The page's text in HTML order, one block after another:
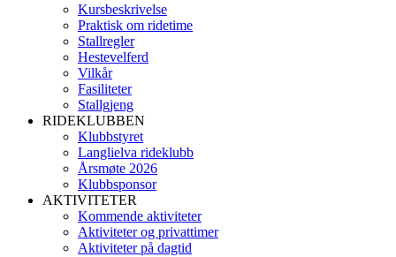
Kursbeskrivelse
Praktisk om ridetime
Stallregler
Hestevelferd
Vilkår
Fasiliteter
Stallgjeng
RIDEKLUBBEN
Klubbstyret
Langlielva rideklubb
Årsmøte 2026
Klubbsponsor
AKTIVITETER
Kommende aktiviteter
Aktiviteter og privattimer
Aktiviteter på dagtid